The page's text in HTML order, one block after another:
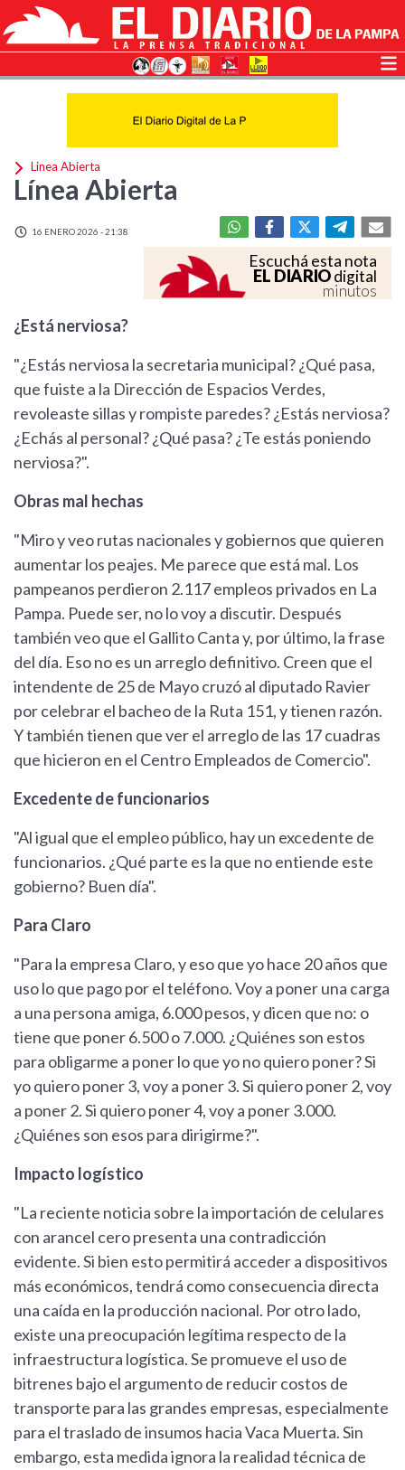
Linea Abierta
Línea Abierta
16 ENERO 2026 - 21:38
Escuchá esta nota
EL DIARIOdigital
minutos
¿Está nerviosa?
"¿Estás nerviosa la secretaria municipal? ¿Qué pasa,
que fuiste a la Dirección de Espacios Verdes,
revoleaste sillas y rompiste paredes? ¿Estás nerviosa?
¿Echás al personal? ¿Qué pasa? ¿Te estás poniendo
nerviosa?".
Obras mal hechas
"Miro y veo rutas nacionales y gobiernos que quieren
aumentar los peajes. Me parece que está mal. Los
pampeanos perdieron 2.117 empleos privados en La
Pampa. Puede ser, no lo voy a discutir. Después
también veo que el Gallito Canta y, por último, la frase
del día. Eso no es un arreglo definitivo. Creen que el
intendente de 25 de Mayo cruzó al diputado Ravier
por celebrar el bacheo de la Ruta 151, y tienen razón.
Y también tienen que ver el arreglo de las 17 cuadras
que hicieron en el Centro Empleados de Comercio".
Excedente de funcionarios
"Al igual que el empleo público, hay un excedente de
funcionarios. ¿Qué parte es la que no entiende este
gobierno? Buen día".
Para Claro
"Para la empresa Claro, y eso que yo hace 20 años que
uso lo que pago por el teléfono. Voy a poner una carga
a una persona amiga, 6.000 pesos, y dicen que no: o
tiene que poner 6.500 o 7.000. ¿Quiénes son estos
para obligarme a poner lo que yo no quiero poner? Si
yo quiero poner 3, voy a poner 3. Si quiero poner 2, voy
a poner 2. Si quiero poner 4, voy a poner 3.000.
¿Quiénes son esos para dirigirme?".
Impacto logístico
"La reciente noticia sobre la importación de celulares
con arancel cero presenta una contradicción
evidente. Si bien esto permitirá acceder a dispositivos
más económicos, tendrá como consecuencia directa
una caída en la producción nacional. Por otro lado,
existe una preocupación legítima respecto de la
infraestructura logística. Se promueve el uso de
bitrenes bajo el argumento de reducir costos de
transporte para las grandes empresas, especialmente
para el traslado de insumos hacia Vaca Muerta. Sin
embargo, esta medida ignora la realidad técnica de